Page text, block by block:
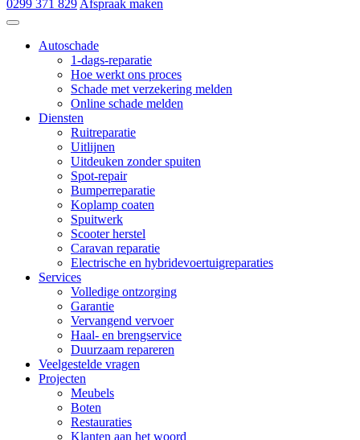
0299 371 829 Afspraak maken
Autoschade
1-dags-reparatie
Hoe werkt ons proces
Schade met verzekering melden
Online schade melden
Diensten
Ruitreparatie
Uitlijnen
Uitdeuken zonder spuiten
Spot-repair
Bumperreparatie
Koplamp coaten
Spuitwerk
Scooter herstel
Caravan reparatie
Electrische en hybridevoertuigreparaties
Services
Volledige ontzorging
Garantie
Vervangend vervoer
Haal- en brengservice
Duurzaam repareren
Veelgestelde vragen
Projecten
Meubels
Boten
Restauraties
Klanten aan het woord